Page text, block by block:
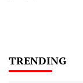
TRENDING